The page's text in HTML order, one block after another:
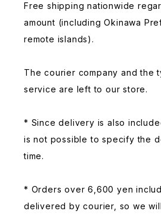
Free shipping nationwide
amount (including Okinawa
remote islands).
The courier company and the
service are left to our store.
* Since delivery is also
is not possible to specify the
time.
* Orders over 6,600 yen
delivered by courier, so we